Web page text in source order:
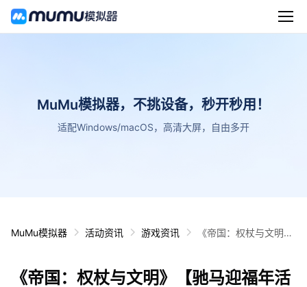
MuMu模拟器，不挑设备，秒开秒用！
适配Windows/macOS，高清大屏，自由多开
MuMu模拟器 活动资讯 游戏资讯
《帝国：权杖与文明》
喜乐，开年必胜！
《帝国：权杖与文明》【驰马迎福年活